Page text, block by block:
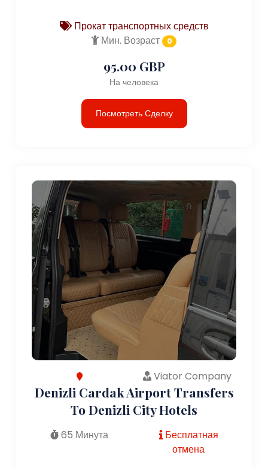
Прокат транспортных средств
Мин. Возраст
0
95.00 GBP
На человека
Посмотреть Сделку
Viator Company
Denizli Cardak Airport Transfers
To Denizli City Hotels
65 Минута
Бесплатная
отмена